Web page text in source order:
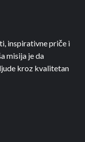
inspirativne priče i
misija je da
kroz kvalitetan